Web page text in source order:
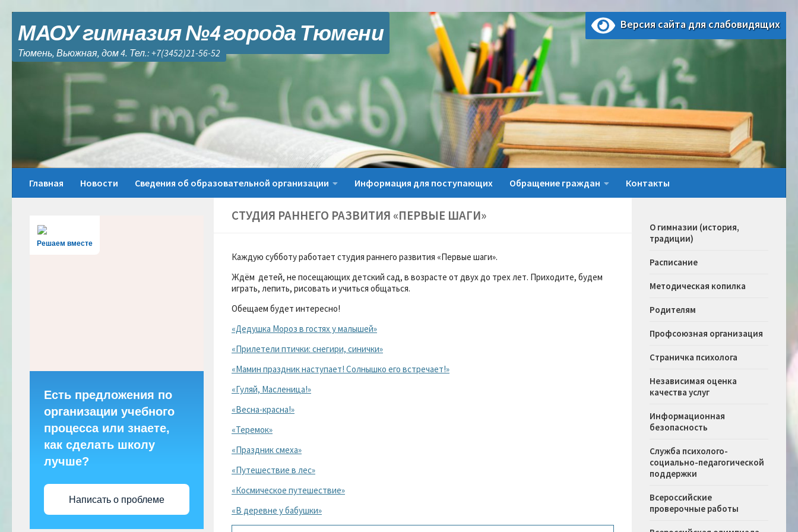
МАОУ гимназия №4 города Тюмени
Тюмень, Вьюжная, дом 4. Тел.: +7(3452)21-56-52
Версия сайта для слабовидящих
Главная Новости Сведения об образовательной организации Информация для поступающих Обращение граждан Контакты
СТУДИЯ РАННЕГО РАЗВИТИЯ «ПЕРВЫЕ ШАГИ»
Каждую субботу работает студия раннего развития «Первые шаги».
Ждём детей, не посещающих детский сад, в возрасте от двух до трех лет. Приходите, будем
играть, лепить, рисовать и учиться общаться.
Обещаем будет интересно!
«Дедушка Мороз в гостях у малышей»
«Прилетели птички: снегири, синички»
«Мамин праздник наступает! Солнышко его встречает!»
«Гуляй, Масленица!»
«Весна-красна!»
«Теремок»
«Праздник смеха»
«Путешествие в лес»
«Космическое путешествие»
«В деревне у бабушки»
Решаем вместе
Есть предложения по
организации учебного
процесса или знаете,
как сделать школу
лучше?
Написать о проблеме
О гимназии (история,
традиции)
Расписание
Методическая копилка
Родителям
Профсоюзная организация
Страничка психолога
Независимая оценка
качества услуг
Информационная
безопасность
Служба психолого-
социально-педагогической
поддержки
Всероссийские
проверочные работы